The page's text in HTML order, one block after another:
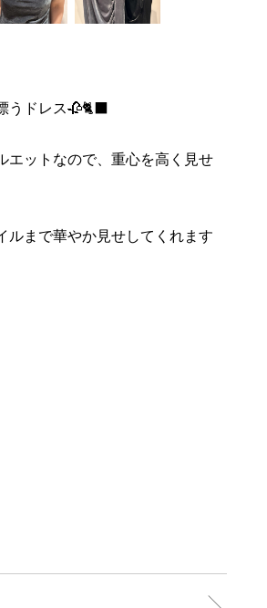
うドレス🥀🐈‍⬛
エットなので、重心を高く見せ
ルまで華やか見せしてくれます